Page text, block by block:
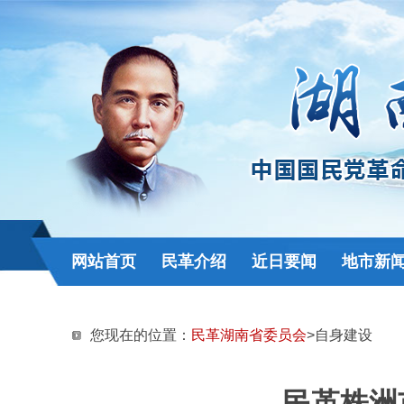
网站首页 民革介绍 近日要闻 地市新
您现在的位置： 民革湖南省委员会>自身建设